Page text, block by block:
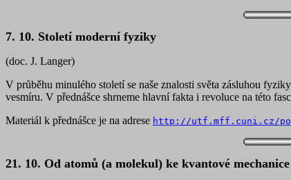
7. 10. Století moderní fyziky
(doc. J. Langer)
V průběhu minulého století se naše znalosti světa zásluhou
vesmíru. V přednášce shrneme hlavní fakta i revoluce na této
Materiál k přednášce je na adrese http://utf.mff.cuni.cz/
21. 10. Od atomů (a molekul) ke kvantové mechanice